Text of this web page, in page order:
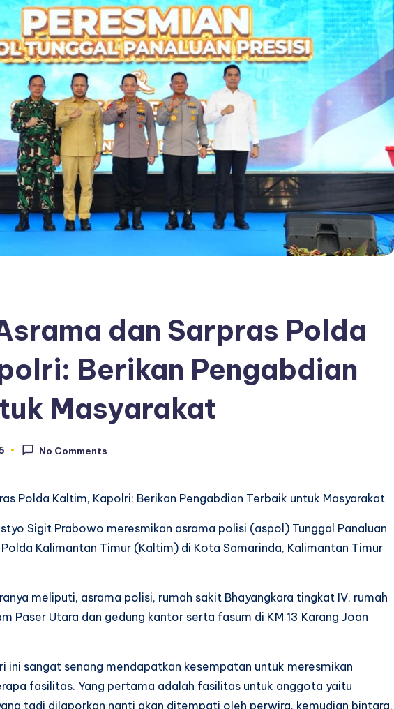
dan Sarpras Polda
Berikan Pengabdian
Masyarakat
No Comments
Polda Kaltim, Kapolri: Berikan Pengabdian Terbaik untuk Masyarakat
Sigit Prabowo meresmikan asrama polisi (aspol) Tunggal Panaluan
Polda Kalimantan Timur (Kaltim) di Kota Samarinda, Kalimantan Timur
meliputi, asrama polisi, rumah sakit Bhayangkara tingkat IV, rumah
Paser Utara dan gedung kantor serta fasum di KM 13 Karang Joan
ini sangat senang mendapatkan kesempatan untuk meresmikan
fasilitas. Yang pertama adalah fasilitas untuk anggota yaitu
tadi dilaporkan nanti akan ditempati oleh perwira, kemudian bintara,